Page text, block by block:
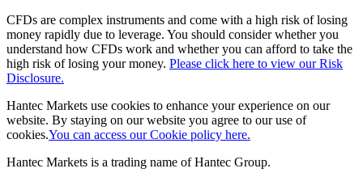
CFDs are complex instruments and come with a high risk of losing
money rapidly due to leverage. You should consider whether you
understand how CFDs work and whether you can afford to take the
high risk of losing your money. Please click here to view our Risk
Disclosure.
Hantec Markets use cookies to enhance your experience on our
website. By staying on our website you agree to our use of
cookies.You can access our Cookie policy here.
Hantec Markets is a trading name of Hantec Group.